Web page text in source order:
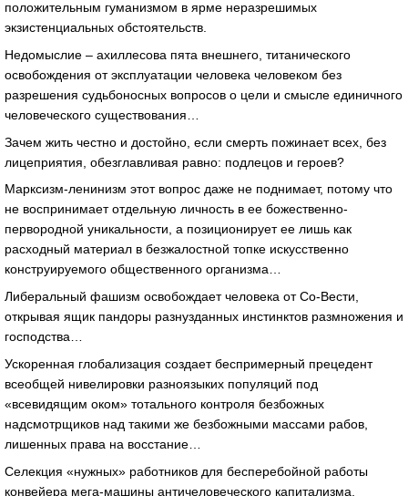
положительным гуманизмом в ярме неразрешимых
экзистенциальных обстоятельств.
Недомыслие – ахиллесова пята внешнего, титанического
освобождения от эксплуатации человека человеком без
разрешения судьбоносных вопросов о цели и смысле единичного
человеческого существования…
Зачем жить честно и достойно, если смерть пожинает всех, без
лицеприятия, обезглавливая равно: подлецов и героев?
Марксизм-ленинизм этот вопрос даже не поднимает, потому что
не воспринимает отдельную личность в ее божественно-
первородной уникальности, а позиционирует ее лишь как
расходный материал в безжалостной топке искусственно
конструируемого общественного организма…
Либеральный фашизм освобождает человека от Со-Вести,
открывая ящик пандоры разнузданных инстинктов размножения и
господства…
Ускоренная глобализация создает беспримерный прецедент
всеобщей нивелировки разноязыких популяций под
«всевидящим оком» тотального контроля безбожных
надсмотрщиков над такими же безбожными массами рабов,
лишенных права на восстание…
Селекция «нужных» работников для бесперебойной работы
конвейера мега-машины античеловеческого капитализма,